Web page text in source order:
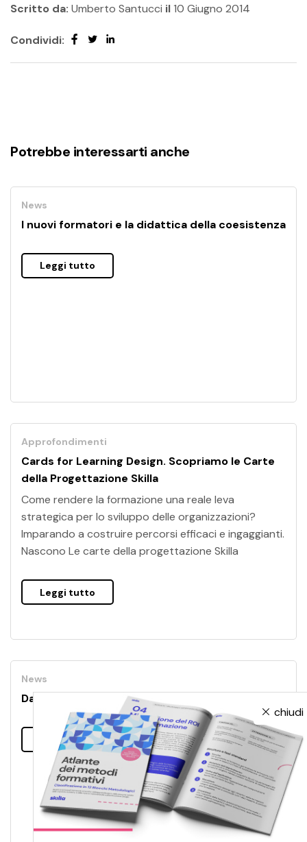
Scritto da: Umberto Santucci il10 Giugno 2014
Condividi:
Potrebbe interessarti anche
News
I nuovi formatori e la didattica della coesistenza
Leggi tutto
Approfondimenti
Cards for Learning Design. Scopriamo le Carte
della Progettazione Skilla
Come rendere la formazione una reale leva
strategica per lo sviluppo delle organizzazioni?
Imparando a costruire percorsi efficaci e ingaggianti.
Nascono Le carte della progettazione Skilla
Leggi tutto
News
Dal progetto al suo riuso: non si butta via niente
Leggi tutto
chiudi